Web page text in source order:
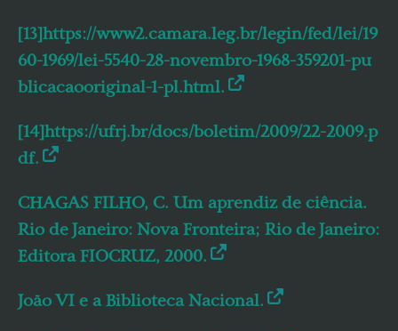
[13]https://www2.camara.leg.br/legin/fed/lei/19
60-1969/lei-5540-28-novembro-1968-359201-pu
blicacaooriginal-1-pl.html.
[14]https://ufrj.br/docs/boletim/2009/22-2009.p
df.
CHAGAS FILHO, C. Um aprendiz de ciência.
Rio de Janeiro: Nova Fronteira; Rio de Janeiro:
Editora FIOCRUZ, 2000.
João VI e a Biblioteca Nacional.